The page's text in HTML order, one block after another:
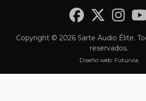
Copyright © 2026 Sarte Audio Élite.
reservados.
Diseño web: Futurvia